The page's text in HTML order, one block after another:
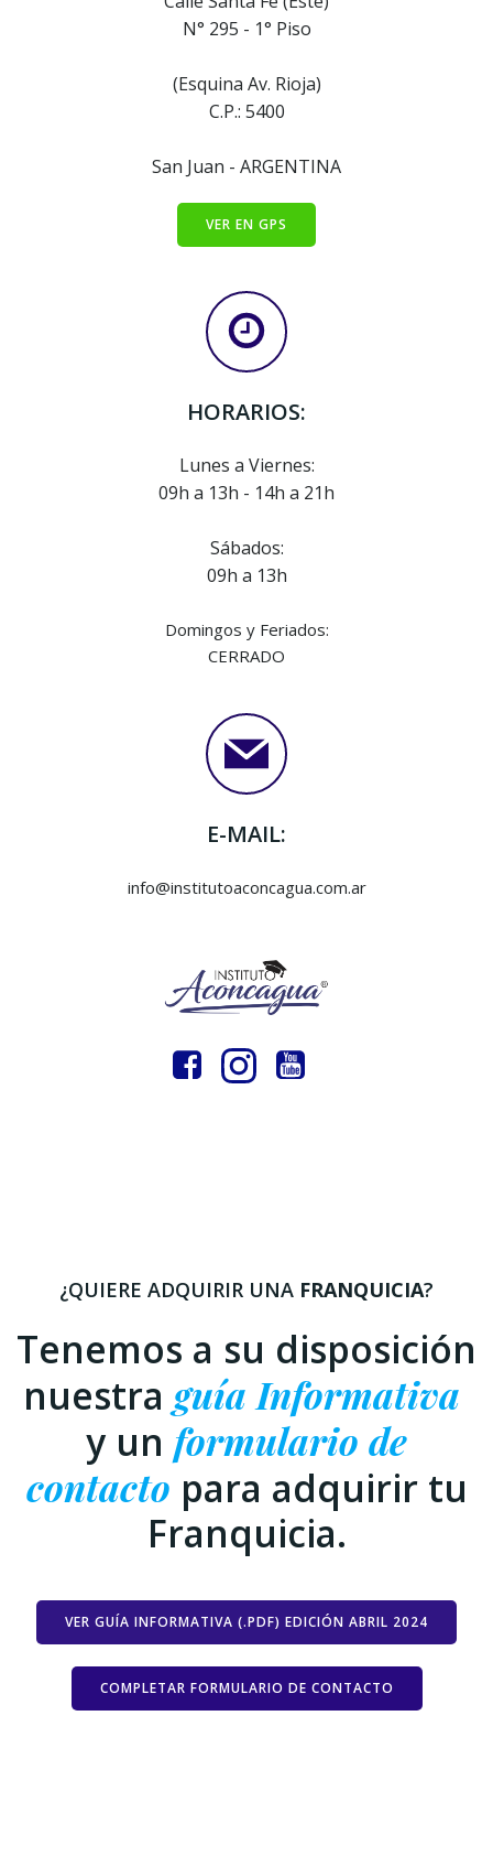
N° 295 - 1° Piso
(Esquina Av. Rioja)
C.P.: 5400
San Juan - ARGENTINA
VER EN GPS
HORARIOS:
Lunes a Viernes:
09h a 13h - 14h a 21h
Sábados:
09h a 13h
Domingos y Feriados:
CERRADO
E-MAIL:
info@institutoaconcagua.com.ar
¿QUIERE ADQUIRIR UNA FRANQUICIA?
Tenemos a su disposición
nuestra guía Informativa
y un formulario de
contacto para adquirir tu
Franquicia.
VER GUÍA INFORMATIVA (.PDF) EDICIÓN ABRIL 2024
COMPLETAR FORMULARIO DE CONTACTO